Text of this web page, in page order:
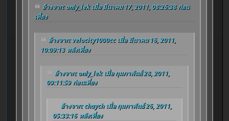
อ้างจาก: only_lek เมื่อ มีนาคม 17, 2011, 08:26:38 ก่อน
เที่ยง
อ้างจาก: velocity1000cc เมื่อ มีนาคม 16, 2011,
10:09:13 หลังเที่ยง
อ้างจาก: only_lek เมื่อ กุมภาพันธ์ 28, 2011,
09:11:59 ก่อนเที่ยง
อ้างจาก: chaych เมื่อ กุมภาพันธ์ 26, 2011,
05:33:16 หลังเที่ยง